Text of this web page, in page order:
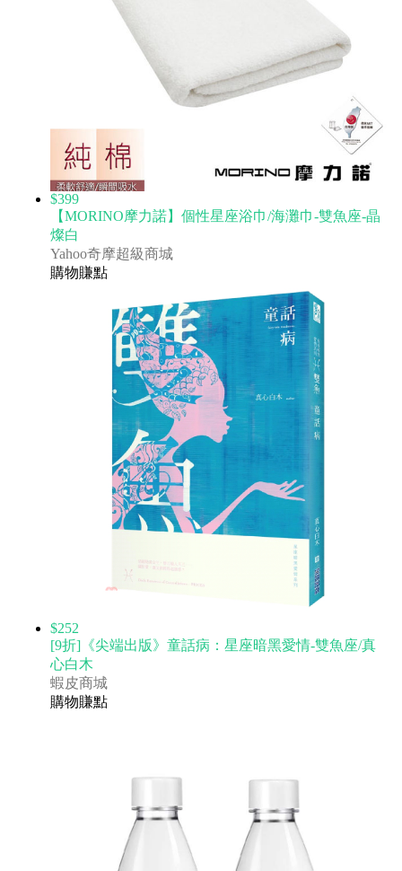
$399
【MORINO摩力諾】個性星座浴巾/海灘巾-雙魚座-晶
燦白
Yahoo奇摩超級商城
購物賺點
$252
[9折]《尖端出版》童話病：星座暗黑愛情-雙魚座/真
心白木
蝦皮商城
購物賺點